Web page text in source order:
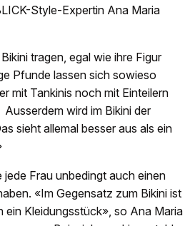
Style-Expertin Ana Maria
tragen, egal wie ihre Figur
Pfunde lassen sich sowieso
mit Tankinis noch mit Einteilern
wird im Bikini der
sieht allemal besser aus als ein
jede Frau unbedingt auch einen
«Im Gegensatz zum Bikini ist
ein Kleidungsstück», so Ana Maria